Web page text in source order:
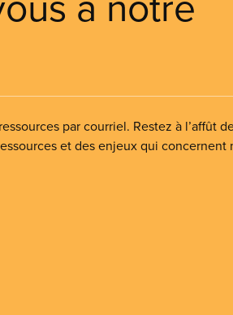
par courriel. Restez à l’affût
et des enjeux qui concernent